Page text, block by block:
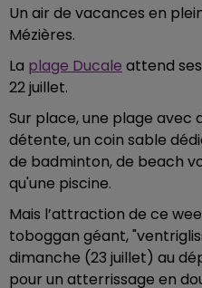
Un air de vacances en
Mézières.
La plage Ducale attend
22 juillet.
Sur place, une plage avec
détente, un coin sable
de badminton, de beach
qu'une piscine.
Mais l’attraction de ce
toboggan géant,
dimanche (23 juillet) au
pour un atterrissage en